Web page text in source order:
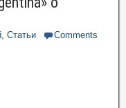
, Статьи Comments